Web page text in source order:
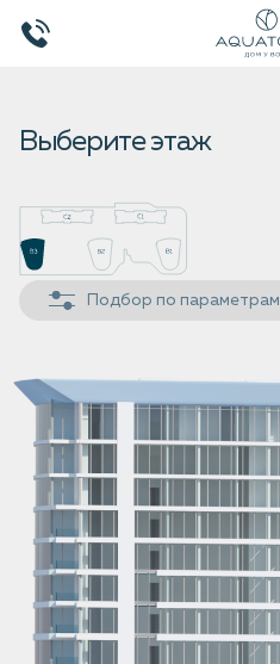
Выберите этаж
Подбор по параметрам